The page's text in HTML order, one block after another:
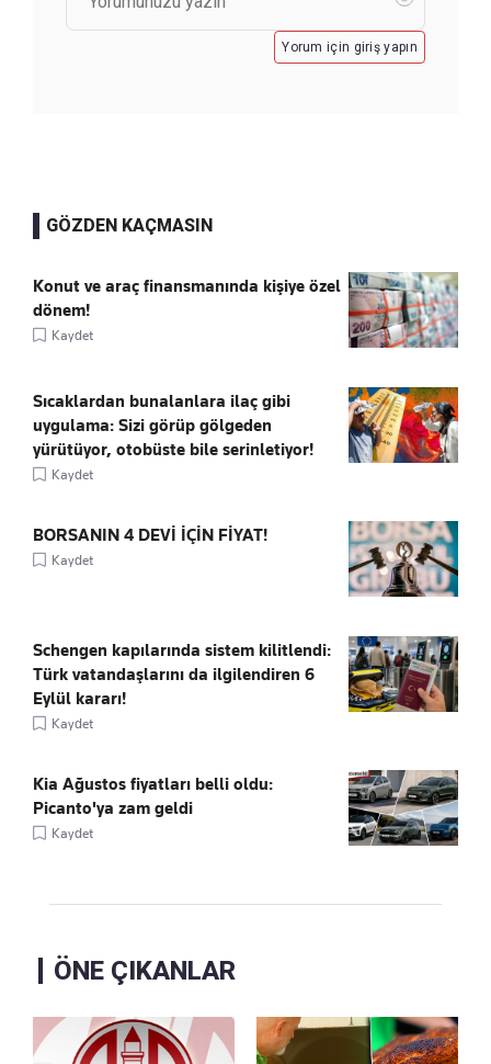
Yorum için giriş yapın
GÖZDEN KAÇMASIN
Konut ve araç finansmanında kişiye özel
dönem!
Kaydet
Sıcaklardan bunalanlara ilaç gibi
uygulama: Sizi görüp gölgeden
yürütüyor, otobüste bile serinletiyor!
Kaydet
BORSANIN 4 DEVİ İÇİN FİYAT!
Kaydet
Schengen kapılarında sistem kilitlendi:
Türk vatandaşlarını da ilgilendiren 6
Eylül kararı!
Kaydet
Kia Ağustos fiyatları belli oldu:
Picanto'ya zam geldi
Kaydet
ÖNE ÇIKANLAR